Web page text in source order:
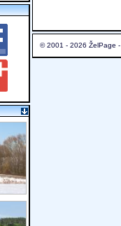
© 2001 - 2026 ŽelPage -